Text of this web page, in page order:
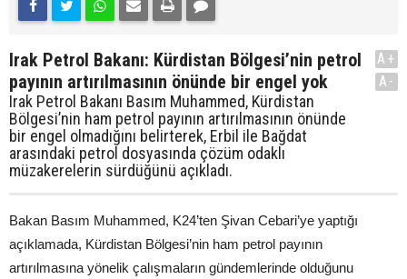
Irak Petrol Bakanı: Kürdistan Bölgesi’nin petrol
payının artırılmasının önünde bir engel yok
Irak Petrol Bakanı Basım Muhammed, Kürdistan
Bölgesi’nin ham petrol payının artırılmasının önünde
bir engel olmadığını belirterek, Erbil ile Bağdat
arasındaki petrol dosyasında çözüm odaklı
müzakerelerin sürdüğünü açıkladı.
A+
A-
Bakan Basım Muhammed, K24’ten Şivan Cebari’ye yaptığı
açıklamada, Kürdistan Bölgesi’nin ham petrol payının
artırılmasına yönelik çalışmaların gündemlerinde olduğunu